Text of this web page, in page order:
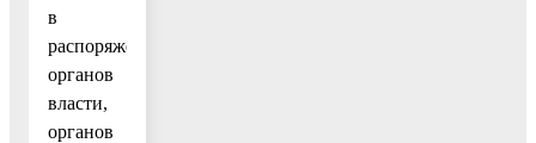
в
распоряжении
органов
власти,
органов